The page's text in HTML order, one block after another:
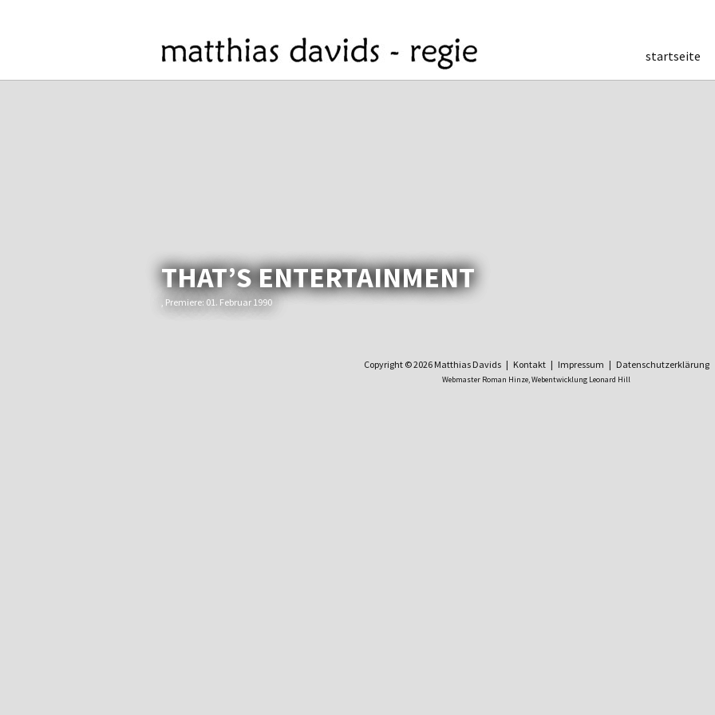
startseite
THAT’S ENTERTAINMENT
, Premiere: 01. Februar 1990
Copyright © 2026 Matthias Davids | Kontakt| Impressum | Datenschutzerklärung
Webmaster Roman Hinze,Webentwicklung Leonard Hill